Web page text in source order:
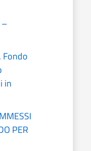
–
Fondo
in
PER